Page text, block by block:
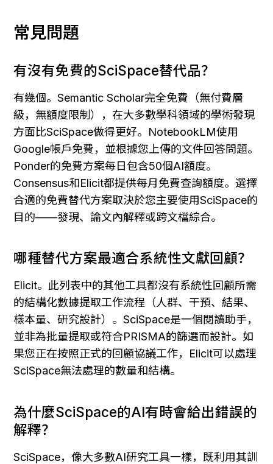
常見問題
有沒有免費的SciSpace替代品？
有幾個。Semantic Scholar完全免費（無付費層
級，無額度限制），在大多數學科領域的學術發現
方面比SciSpace做得更好。NotebookLM使用
Google帳戶免費，並根據您上傳的文件回答問題。
Ponder的免費方案每日包含50個AI額度。
Consensus和Elicit都提供每月免費查詢額度。選擇
合適的免費替代方案取決於您主要使用SciSpace的
目的——發現、論文內解釋或跨文檔綜合。
哪種替代方案最適合系統性文獻回顧？
Elicit。此列表中的其他工具都沒有系統性回顧所需
的結構化數據提取工作流程（人群、干預、結果、
樣本量、研究設計）。SciSpace是一個閱讀助手，
並非為批量提取或符合PRISMA的篩選而設計。如
果您正在按照正式的回顧協議工作，Elicit可以處理
SciSpace無法處理的數量和結構。
為什麼SciSpace的AI有時會給出錯誤的
解釋？
SciSpace，像大多數AI研究工具一樣，既利用其訓